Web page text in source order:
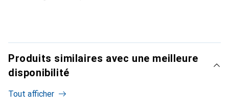
Produits similaires avec une meilleure
disponibilité
Tout afficher